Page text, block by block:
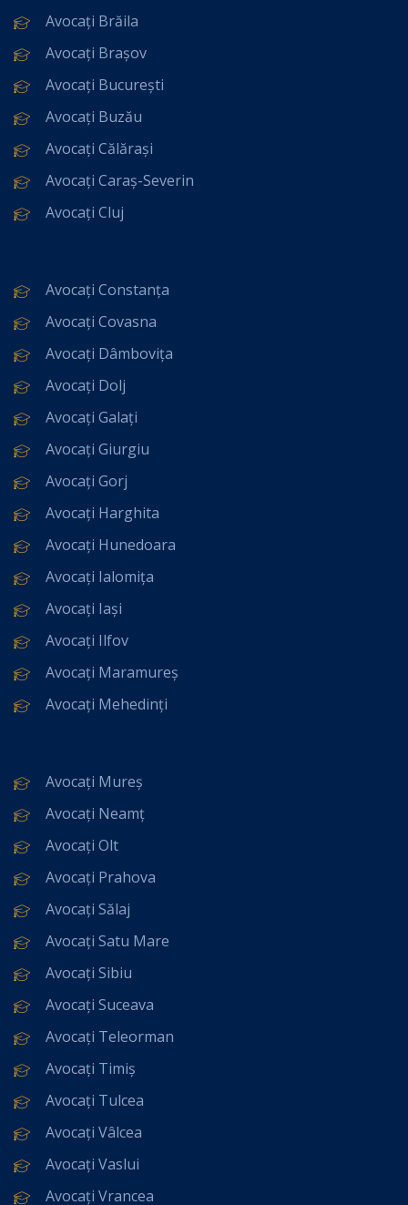
Avocați Brăila
Avocați Brașov
Avocați București
Avocați Buzău
Avocați Călărași
Avocați Caraș-Severin
Avocați Cluj
Avocați Constanța
Avocați Covasna
Avocați Dâmbovița
Avocați Dolj
Avocați Galați
Avocați Giurgiu
Avocați Gorj
Avocați Harghita
Avocați Hunedoara
Avocați Ialomița
Avocați Iași
Avocați Ilfov
Avocați Maramureș
Avocați Mehedinți
Avocați Mureș
Avocați Neamț
Avocați Olt
Avocați Prahova
Avocați Sălaj
Avocați Satu Mare
Avocați Sibiu
Avocați Suceava
Avocați Teleorman
Avocați Timiș
Avocați Tulcea
Avocați Vâlcea
Avocați Vaslui
Avocați Vrancea